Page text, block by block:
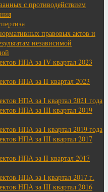
с противодействием
правовых актов и
независимой
НПА за IV квартал 2023
НПА за II квартал 2023
НПА за I квартал 2021 года
НПА за III квартал 2019
НПА за I квартал 2019 года
НПА за III квартал 2017
НПА за II квартал 2017
НПА за I квартал 2017 г.
НПА за III квартал 2016